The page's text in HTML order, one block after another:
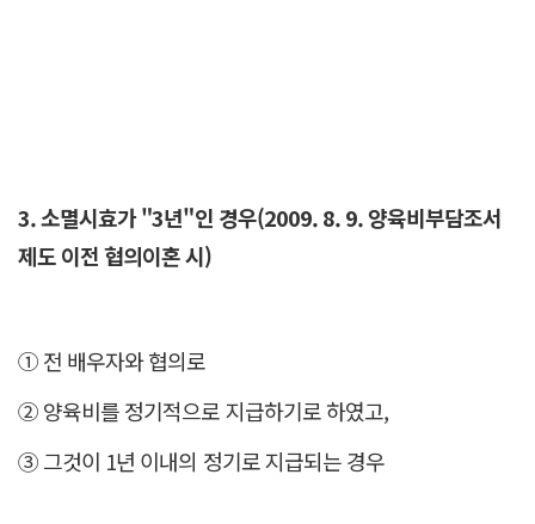
3. 소멸시효가 "3년"인 경우(2009. 8. 9. 양육비부담조서
제도 이전 협의이혼 시)
① 전 배우자와 협의로
② 양육비를 정기적으로 지급하기로 하였고,
③ 그것이 1년 이내의 정기로 지급되는 경우